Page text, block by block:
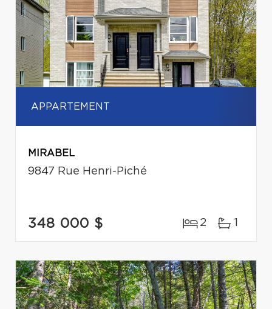
APPARTEMENT
MIRABEL
9847 Rue Henri-Piché
348 000 $ 2 1